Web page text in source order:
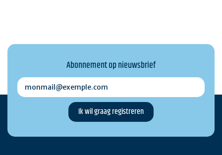
Abonnement op nieuwsbrief
monmail@exemple.com